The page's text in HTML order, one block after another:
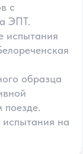
с
ЭПТ.
испытания
образца
на